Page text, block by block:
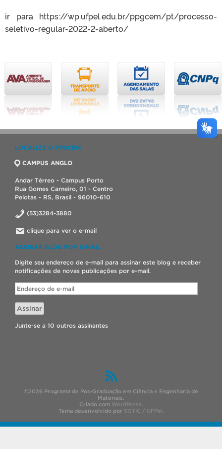
ir para https://wp.ufpel.edu.br/ppgcem/pt/processo-
seletivo-regular-2022-2-aberto/
LOCALIZE O PPGCEM
CAMPUS ANGLO
Andar Térreo - Campus Porto
Rua Gomes Carneiro, 01 - Centro
Pelotas - RS, Brasil - 96010-610
(53)3284-3880
clique para ver o e-mail
ASSINAR BLOG POR E-MAIL
Digite seu endereço de e-mail para assinar este blog e receber
notificações de novas publicações por e-mail.
Endereço
de
e-
mail
Assinar
Junte-se a 10 outros assinantes
©2026 Programa de Pós-Graduação em Ciência e Engenharia de
Materiais.
Criado com WordPress.
Tema desenvolvido por SGTIC / UFPel.